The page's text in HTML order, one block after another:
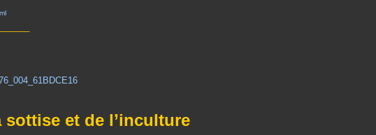
sottise et de l’inculture